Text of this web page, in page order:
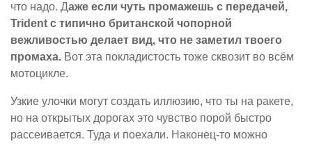
что надо. Даже если чуть промажешь с передачей,
Trident с типично британской чопорной
вежливостью делает вид, что не заметил твоего
промаха. Вот эта покладистость тоже сквозит во всём
мотоцикле.
Узкие улочки могут создать иллюзию, что ты на ракете,
но на открытых дорогах это чувство порой быстро
рассеивается. Туда и поехали. Наконец-то можно